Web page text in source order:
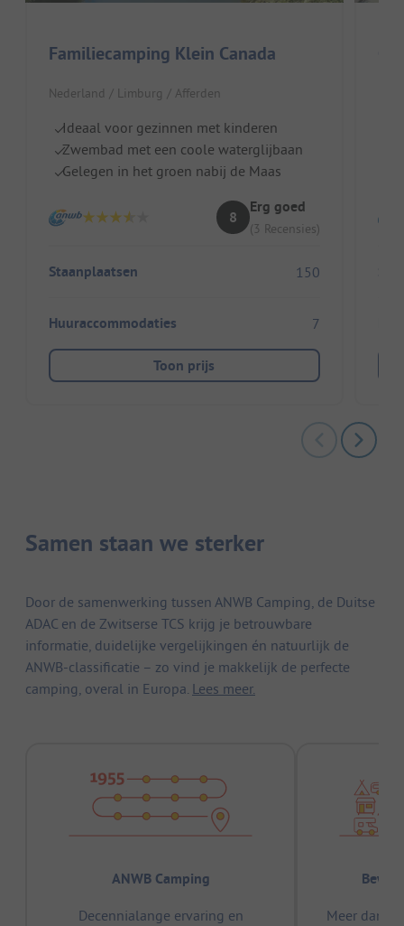
Familiecamping Klein Canada
Nederland / Limburg / Afferden
Ideaal voor gezinnen met kinderen
Zwembad met een coole waterglijbaan
Gelegen in het groen nabij de Maas
8
Erg goed
(3 Recensies)
Staanplaatsen 150
Huuraccommodaties 7
Toon prijs
Samen staan we sterker
Door de samenwerking tussen ANWB Camping, de Duitse
ADAC en de Zwitserse TCS krijg je betrouwbare
informatie, duidelijke vergelijkingen én natuurlijk de
ANWB-classificatie – zo vind je makkelijk de perfecte
camping, overal in Europa. Lees meer.
ANWB Camping
Decennialange ervaring en
Meer dan